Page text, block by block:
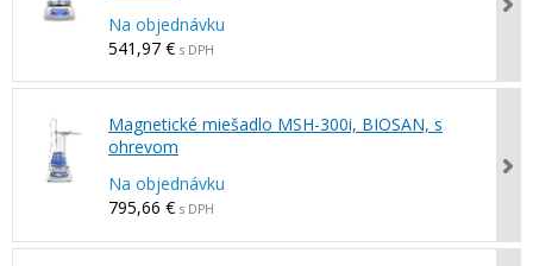
Na objednávku
541,97 € s DPH
Magnetické miešadlo MSH-300i, BIOSAN, s
ohrevom
Na objednávku
795,66 € s DPH